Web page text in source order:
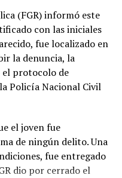
(FGR) informó este
con las iniciales
fue localizado en
la denuncia, la
protocolo de
Policía Nacional Civil
el joven fue
de ningún delito. Una
fue entregado
dio por cerrado el